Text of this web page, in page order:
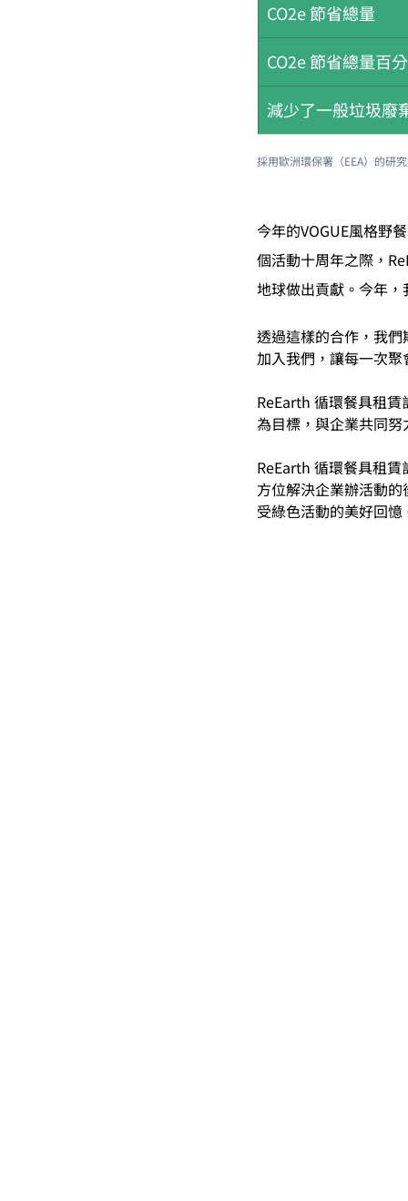
CO2e 節省總量
CO2e 節省總量百
減少了一般垃圾廢
採用歐洲環保署（EEA）的研
今年的VOGUE風格野
個活動十周年之際，
地球做出貢獻。今年
透過這樣的合作，我
加入我們，讓每一次
ReEarth 循環餐具租
為目標，與企業共同
ReEarth 循環餐具租
方位解決企業辦活動
受綠色活動的美好回憶